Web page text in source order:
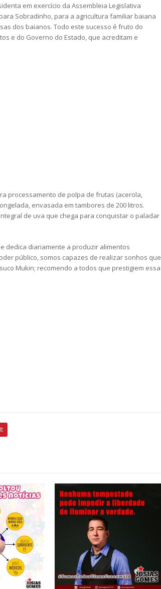
em exercício da Assembleia Legislativa
Sobradinho, para a agricultura familiar baiana
dos baianos. Todo este sucesso é fruto do
e do Governo do Estado, que acreditam e
processamento de polpa de frutas (acerola,
envasada em tambores de 200 litros.
de uva que chega para conquistar o paladar
dedica diariamente a produzir alimentos
público, somos capazes de realizar sonhos que
Mukin; recomendo a todos que prestigiem essa